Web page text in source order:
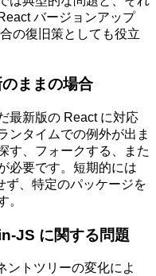
バージョンアップ
の復旧策としても役立
ままの場合
最新版の React に対応
ンタイムでの例外が出ま
す、フォークする、また
必要です。短期的には
ず、特定のパッケージを
。
JS に関する問題
ントツリーの変化によ